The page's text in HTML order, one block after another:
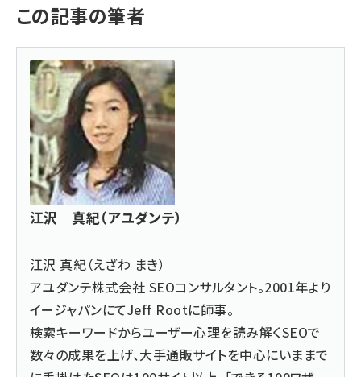
この記事の筆者
江沢 真紀（アユダンテ）
江沢 真紀（えざわ まき）
アユダンテ株式会社 SEOコンサルタント。2001年より
イージャパンにてJeff Rootに師事。
検索キーワードからユーザー心理を読み解くSEOで
数々の成果を上げ、大手通販サイトを中心にいままで